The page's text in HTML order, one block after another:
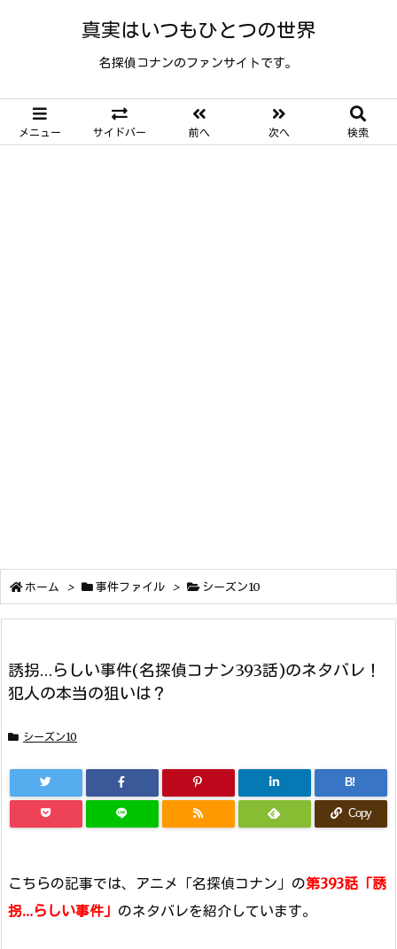
真実はいつもひとつの世界
名探偵コナンのファンサイトです。
メニュー サイドバー 前へ 次へ 検索
ホーム > 事件ファイル > シーズン10
誘拐…らしい事件(名探偵コナン393話)のネタバレ！
犯人の本当の狙いは？
シーズン10
B!
Copy
こちらの記事では、アニメ「名探偵コナン」の第393話「誘
拐…らしい事件」 のネタバレを紹介しています。